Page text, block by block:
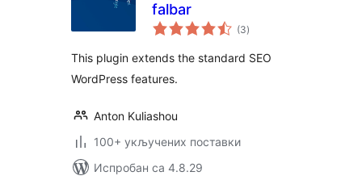
falbar
(3укупних
оцена
)
This plugin extends the standard SEO
WordPress features.
Anton Kuliashou
100+ укључених поставки
Испробан са 4.8.29